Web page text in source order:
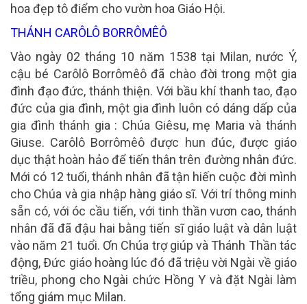
hoa đẹp tô điểm cho vườn hoa Giáo Hội.
THÁNH CARÔLÔ BORRÔMÊÔ
Vào ngày 02 tháng 10 năm 1538 tại Milan, nước Ý,
cậu bé Carôlô Borrômêô đã chào đời trong một gia
đình đạo đức, thánh thiện. Với bầu khí thanh tao, đạo
đức của gia đình, một gia đình luôn có dáng dấp của
gia đình thánh gia : Chúa Giêsu, mẹ Maria và thánh
Giuse. Carôlô Borrômêô được hun đúc, được giáo
dục thật hoàn hảo để tiến thân trên đường nhân đức.
Mới có 12 tuổi, thánh nhân đã tận hiến cuộc đời mình
cho Chúa và gia nhập hàng giáo sĩ. Với trí thông minh
sẵn có, với óc cầu tiến, với tinh thần vươn cao, thánh
nhân đã đã đậu hai bằng tiến sĩ giáo luật và dân luật
vào năm 21 tuổi. Ơn Chúa trợ giúp và Thánh Thần tác
động, Ðức giáo hoàng lúc đó đã triệu vời Ngài về giáo
triều, phong cho Ngài chức Hồng Y và đặt Ngài làm
tổng giám mục Milan.